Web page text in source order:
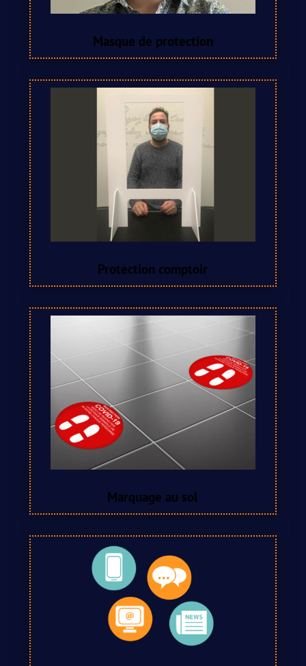
Masque de protection
Protection comptoir
Marquage au sol